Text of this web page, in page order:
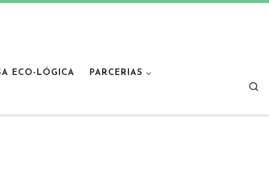
ECO-LÓGICA PARCERIAS